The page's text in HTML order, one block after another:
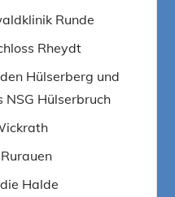
Runde
Rheydt
Hülserberg und
NSG Hülserbruch
Halde